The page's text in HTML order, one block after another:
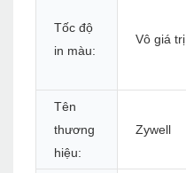
Tốc độ
in màu:
Vô giá trị
Tên
thương
hiệu:
Zywell